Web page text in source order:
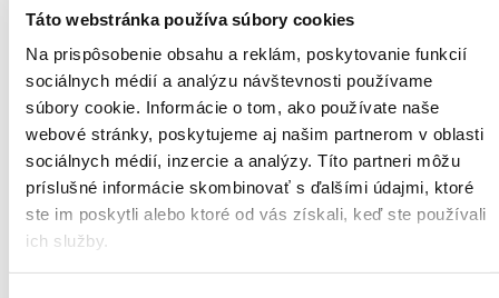
Táto webstránka používa súbory cookies
Na prispôsobenie obsahu a reklám, poskytovanie funkcií
sociálnych médií a analýzu návštevnosti používame
súbory cookie. Informácie o tom, ako používate naše
webové stránky, poskytujeme aj našim partnerom v oblasti
sociálnych médií, inzercie a analýzy. Títo partneri môžu
príslušné informácie skombinovať s ďalšími údajmi, ktoré
ste im poskytli alebo ktoré od vás získali, keď ste používali
ich služby.
FLOWER BOX 20/13 - DEKOR PARETO GREY